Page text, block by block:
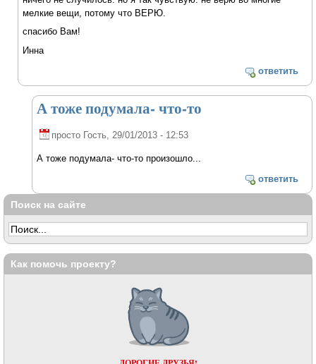
мелкие вещи, потому что ВЕРЮ.
спасибо Вам!
Инна
ответить
А тоже подумала- что-то
просто Гость, 29/01/2013 - 12:53
А тоже подумала- что-то произошло...
ответить
Поиск на сайте
Как помочь проекту?